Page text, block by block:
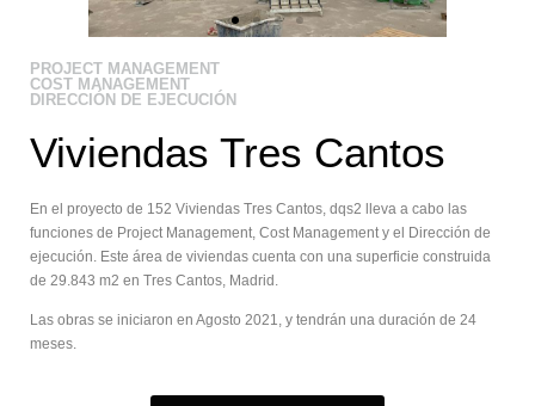
PROJECT MANAGEMENT
COST MANAGEMENT
DIRECCIÓN DE EJECUCIÓN
Viviendas Tres Cantos
En el proyecto de 152 Viviendas Tres Cantos, dqs2 lleva a cabo las
funciones de Project Management, Cost Management y el Dirección de
ejecución. Este área de viviendas cuenta con una superficie construida
de 29.843 m2 en Tres Cantos, Madrid.
Las obras se iniciaron en Agosto 2021, y tendrán una duración de 24
meses.